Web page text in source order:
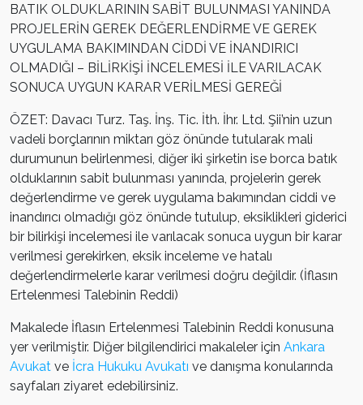
BATIK OLDUKLARININ SABİT BULUNMASI YANINDA
PROJELERİN GEREK DEĞERLENDİRME VE GEREK
UYGULAMA BAKIMINDAN CİDDİ VE İNANDIRICI
OLMADIĞI – BİLİRKİŞİ İNCELEMESİ İLE VARILACAK
SONUCA UYGUN KARAR VERİLMESİ GEREĞİ
ÖZET: Davacı Turz. Taş. İnş. Tic. İth. İhr. Ltd. Şii’nin uzun
vadeli borçlarının miktarı göz önünde tutularak mali
durumunun belirlenmesi, diğer iki şirketin ise borca batık
olduklarının sabit bulunması yanında, projelerin gerek
değerlendirme ve gerek uygulama bakımından ciddi ve
inandırıcı olmadığı göz önünde tutulup, eksiklikleri giderici
bir bilirkişi incelemesi ile varılacak sonuca uygun bir karar
verilmesi gerekirken, eksik inceleme ve hatalı
değerlendirmelerle karar verilmesi doğru değildir. (İflasın
Ertelenmesi Talebinin Reddi)
Makalede İflasın Ertelenmesi Talebinin Reddi konusuna
yer verilmiştir. Diğer bilgilendirici makaleler için Ankara
Avukat ve İcra Hukuku Avukatı ve danışma konularında
sayfaları ziyaret edebilirsiniz.